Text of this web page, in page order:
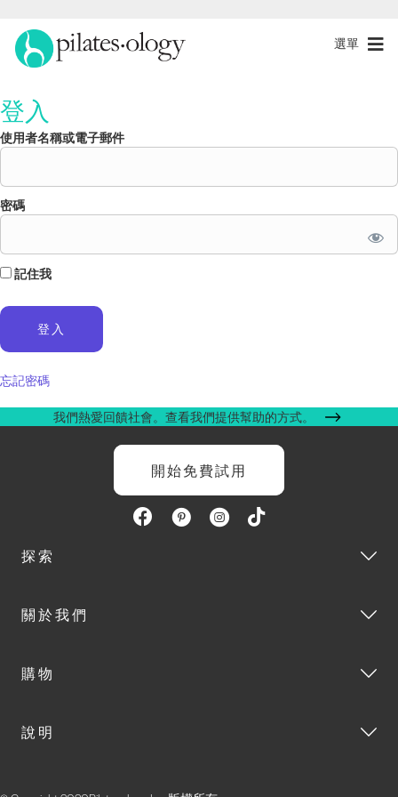
選單
登入
使用者名稱或電子郵件
密碼
記住我
忘記密碼
我們熱愛回饋社會。查看我們提供幫助的方式。
開始免費試用
探索
關於我們
購物
說明